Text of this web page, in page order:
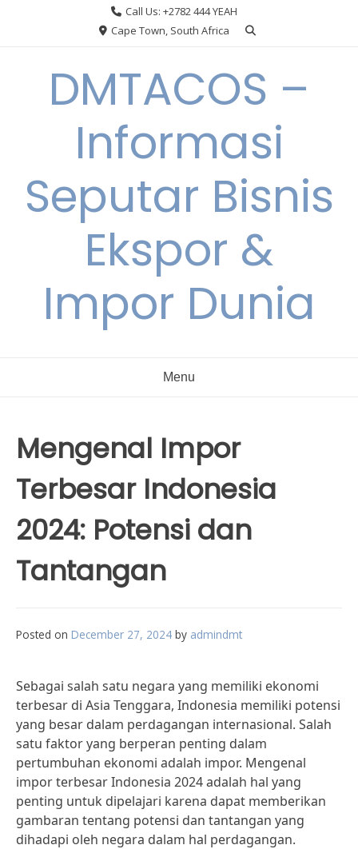
Call Us: +2782 444 YEAH
Cape Town, South Africa
DMTACOS –
Informasi
Seputar Bisnis
Ekspor &
Impor Dunia
Menu
Mengenal Impor
Terbesar Indonesia
2024: Potensi dan
Tantangan
Posted on December 27, 2024 by admindmt
Sebagai salah satu negara yang memiliki ekonomi
terbesar di Asia Tenggara, Indonesia memiliki potensi
yang besar dalam perdagangan internasional. Salah
satu faktor yang berperan penting dalam
pertumbuhan ekonomi adalah impor. Mengenal
impor terbesar Indonesia 2024 adalah hal yang
penting untuk dipelajari karena dapat memberikan
gambaran tentang potensi dan tantangan yang
dihadapi oleh negara dalam hal perdagangan.